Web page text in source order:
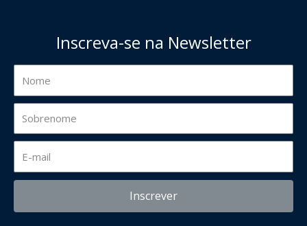
Inscreva-se na Newsletter
Inscrever